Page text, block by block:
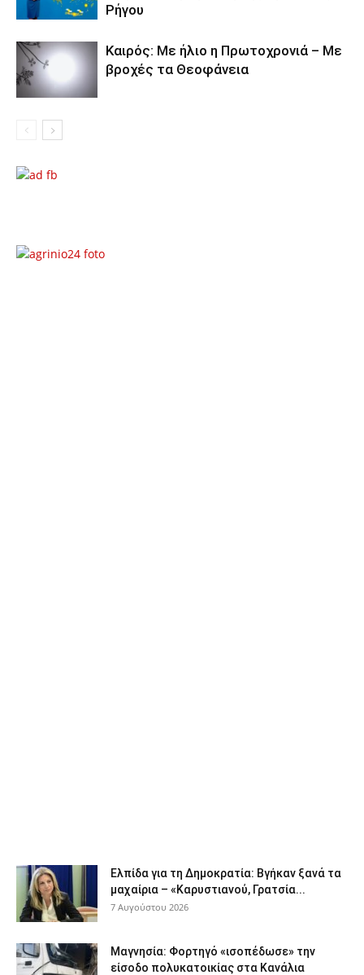
Ρήγου
Καιρός: Με ήλιο η Πρωτοχρονιά – Με
βροχές τα Θεοφάνεια
Ελπίδα για τη Δημοκρατία: Βγήκαν ξανά τα
μαχαίρια – «Καρυστιανού, Γρατσία...
7 Αυγούστου 2026
Μαγνησία: Φορτηγό «ισοπέδωσε» την
είσοδο πολυκατοικίας στα Κανάλια